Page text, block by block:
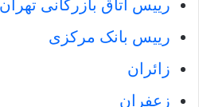
رییس اتاق بازرگانی تهران
رییس بانک مرکزی
زائران
زعفران